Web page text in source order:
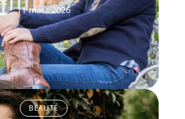
11 mars 2026
BEAUTÉ